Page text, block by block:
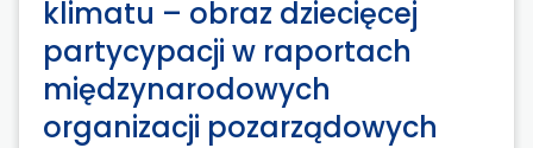
klimatu – obraz dziecięcej
partycypacji w raportach
międzynarodowych
organizacji pozarządowych